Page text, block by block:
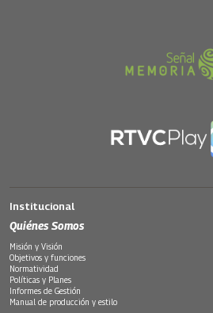
Institucional
Quiénes Somos
Misión y Visión
Objetivos y funciones
Normatividad
Políticas y Planes
Informes de Gestión
Manual de producción y estilo